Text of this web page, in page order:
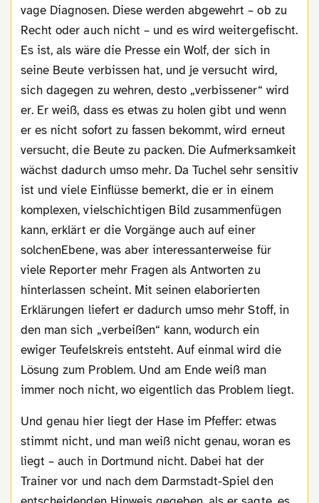
vage Diagnosen. Diese werden abgewehrt – ob zu
Recht oder auch nicht – und es wird weitergefischt.
Es ist, als wäre die Presse ein Wolf, der sich in
seine Beute verbissen hat, und je versucht wird,
sich dagegen zu wehren, desto „verbissener“ wird
er. Er weiß, dass es etwas zu holen gibt und wenn
er es nicht sofort zu fassen bekommt, wird erneut
versucht, die Beute zu packen. Die Aufmerksamkeit
wächst dadurch umso mehr. Da Tuchel sehr sensitiv
ist und viele Einflüsse bemerkt, die er in einem
komplexen, vielschichtigen Bild zusammenfügen
kann, erklärt er die Vorgänge auch auf einer
solchenEbene, was aber interessanterweise für
viele Reporter mehr Fragen als Antworten zu
hinterlassen scheint. Mit seinen elaborierten
Erklärungen liefert er dadurch umso mehr Stoff, in
den man sich „verbeißen“ kann, wodurch ein
ewiger Teufelskreis entsteht. Auf einmal wird die
Lösung zum Problem. Und am Ende weiß man
immer noch nicht, wo eigentlich das Problem liegt.
Und genau hier liegt der Hase im Pfeffer: etwas
stimmt nicht, und man weiß nicht genau, woran es
liegt – auch in Dortmund nicht. Dabei hat der
Trainer vor und nach dem Darmstadt-Spiel den